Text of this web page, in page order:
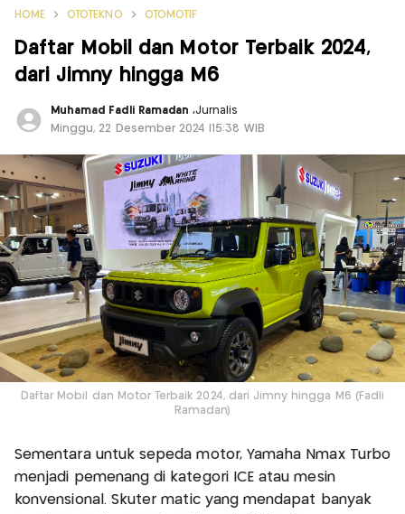
HOME OTOTEKNO OTOMOTIF
Daftar Mobil dan Motor Terbaik 2024,
dari Jimny hingga M6
Muhamad Fadli Ramadan,Jurnalis
Minggu, 22 Desember 2024 |15:38 WIB
Daftar Mobil dan Motor Terbaik 2024, dari Jimny hingga M6 (Fadli
Ramadan)
Sementara untuk sepeda motor, Yamaha Nmax Turbo
menjadi pemenang di kategori ICE atau mesin
konvensional. Skuter matic yang mendapat banyak